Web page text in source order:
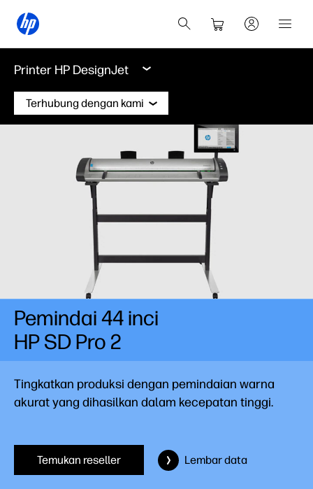
Printer HP DesignJet
Terhubung dengan kami
Pemindai 44 inci
HP SD Pro 2
Tingkatkan produksi dengan pemindaian warna
akurat yang dihasilkan dalam kecepatan tinggi.
Temukan reseller Lembar data